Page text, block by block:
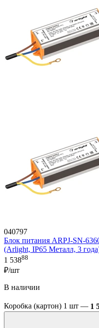
040797
Блок питания ARPJ-SN-
(Arlight, IP65 Металл, 3
1 53888
₽/шт
В наличии
Коробка (картон) 1 шт — 1